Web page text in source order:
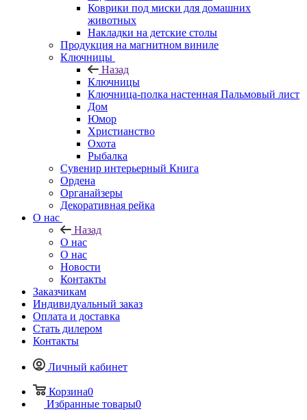
Коврики под миски для домашних
животных
Накладки на детские столы
Продукция на магнитном виниле
Ключницы
Назад
Ключницы
Ключница-полка настенная Пальмовый лист
Дом
Юмор
Христианство
Охота
Рыбалка
Сувенир интерьерный Книга
Ордена
Органайзеры
Декоративная рейка
О нас
Назад
О нас
О нас
Новости
Контакты
Заказчикам
Индивидуальный заказ
Оплата и доставка
Стать дилером
Контакты
Личный кабинет
Корзина0
Избранные товары0